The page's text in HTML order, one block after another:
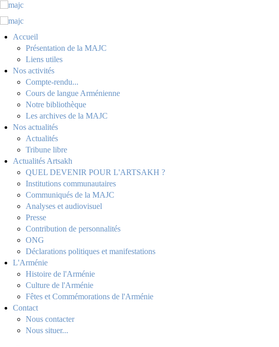
Accueil
Présentation de la MAJC
Liens utiles
Nos activités
Compte-rendu...
Cours de langue Arménienne
Notre bibliothèque
Les archives de la MAJC
Nos actualités
Actualités
Tribune libre
Actualités Artsakh
QUEL DEVENIR POUR L'ARTSAKH ?
Institutions communautaires
Communiqués de la MAJC
Analyses et audiovisuel
Presse
Contribution de personnalités
ONG
Déclarations politiques et manifestations
L'Arménie
Histoire de l'Arménie
Culture de l'Arménie
Fêtes et Commémorations de l'Arménie
Contact
Nous contacter
Nous situer...